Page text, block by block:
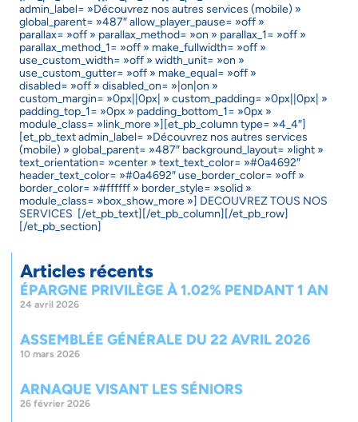
admin_label= »Découvrez nos autres services (mobile) »
global_parent= »487″ allow_player_pause= »off »
parallax= »off » parallax_method= »on » parallax_1= »off »
parallax_method_1= »off » make_fullwidth= »off »
use_custom_width= »off » width_unit= »on »
use_custom_gutter= »off » make_equal= »off »
disabled= »off » disabled_on= »|on|on »
custom_margin= »0px||0px| » custom_padding= »0px||0px| »
padding_top_1= »0px » padding_bottom_1= »0px »
module_class= »link_more »][et_pb_column type= »4_4″]
[et_pb_text admin_label= »Découvrez nos autres services
(mobile) » global_parent= »487″ background_layout= »light »
text_orientation= »center » text_text_color= »#0a4692″
header_text_color= »#0a4692″ use_border_color= »off »
border_color= »#ffffff » border_style= »solid »
module_class= »box_show_more »] DECOUVREZ TOUS NOS
SERVICES [/et_pb_text][/et_pb_column][/et_pb_row]
[/et_pb_section]
Articles récents
ÉPARGNE PRIVILÈGE À 1.02% PENDANT 1 AN
24 avril 2026
ASSEMBLÉE GÉNÉRALE DU 22 AVRIL 2026
10 mars 2026
ARNAQUE VISANT LES SÉNIORS
26 février 2026